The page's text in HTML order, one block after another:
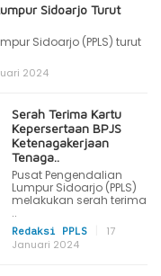
Sidoarjo Turut
Sidoarjo (PPLS) turut
2024
Serah Terima Kartu
Kepersertaan BPJS
Ketenagakerjaan
Tenaga..
Pusat Pengendalian
Lumpur Sidoarjo (PPLS)
melakukan serah terima
..
Redaksi PPLS
17
Januari 2024